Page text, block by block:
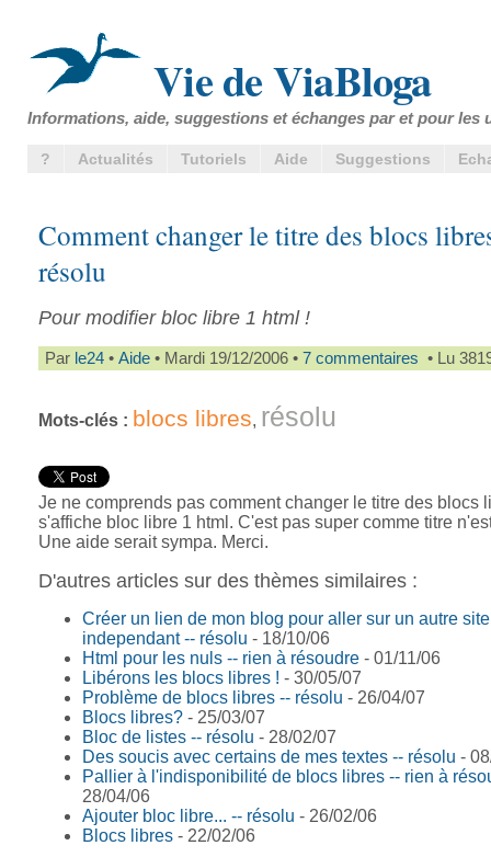
Vie de ViaBloga
Informations, aide, suggestions et échanges par et pour les
? Actualités Tutoriels Aide Suggestions
Comment changer le titre des blocs
résolu
Pour modifier bloc libre 1 html !
Par le24 • Aide • Mardi 19/12/2006 • 7 commentaires • Lu
Mots-clés : blocs libres, résolu
Je ne comprends pas comment changer le titre des blocs
s'affiche bloc libre 1 html. C'est pas super comme titre
Une aide serait sympa. Merci.
D'autres articles sur des thèmes similaires :
Créer un lien de mon blog pour aller sur un autre
independant -- résolu - 18/10/06
Html pour les nuls -- rien à résoudre - 01/11/06
Libérons les blocs libres ! - 30/05/07
Problème de blocs libres -- résolu - 26/04/07
Blocs libres? - 25/03/07
Bloc de listes -- résolu - 28/02/07
Des soucis avec certains de mes textes -- résolu -
Pallier à l'indisponibilité de blocs libres -- rien à
28/04/06
Ajouter bloc libre... -- résolu - 26/02/06
Blocs libres - 22/02/06